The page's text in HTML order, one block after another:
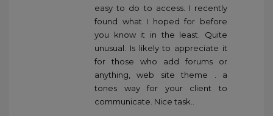
easy to do to access. I recently
found what I hoped for before
you know it in the least. Quite
unusual. Is likely to appreciate it
for those who add forums or
anything, web site theme . a
tones way for your client to
communicate. Nice task..